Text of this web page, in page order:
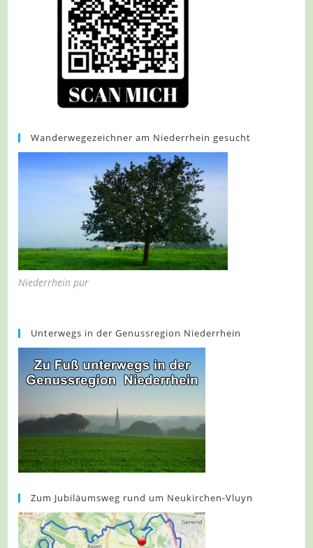
Wanderwegezeichner am Niederrhein gesucht
Niederrhein pur
Unterwegs in der Genussregion Niederrhein
Zum Jubiläumsweg rund um Neukirchen-Vluyn